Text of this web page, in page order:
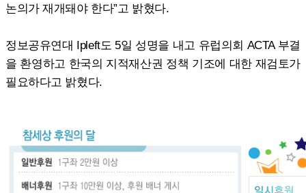
논의가 재개돼야 한다”고 밝혔다.
정보공유연대 Ipleft도 5일 성명을 내고 유럽의회 ACTA 부결
을 환영하고 한국의 지적재산권 정책 기조에 대한 재검토가
필요하다고 밝혔다.